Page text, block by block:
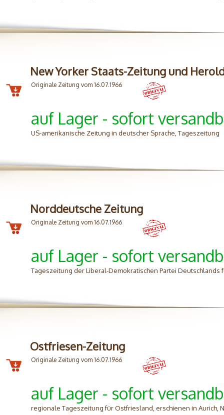
New Yorker Staats-Zeitung und
Originale Zeitung vom 16.07.1966
auf Lager - sofort
US-amerikanische Zeitung in deutscher Sprache, Tageszeitung
Norddeutsche Zeitung
Originale Zeitung vom 16.07.1966
auf Lager - sofort
Tageszeitung der Liberal-Demokratischen Partei
Ostfriesen-Zeitung
Originale Zeitung vom 16.07.1966
auf Lager - sofort
regionale Tageszeitung für Ostfriesland, erschienen in Aurich,